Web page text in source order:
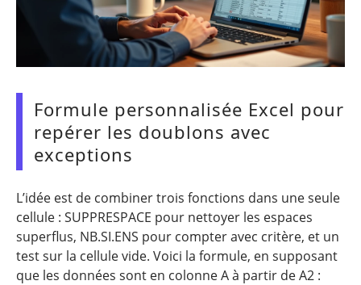
Formule personnalisée Excel pour
repérer les doublons avec
exceptions
L’idée est de combiner trois fonctions dans une seule
cellule : SUPPRESPACE pour nettoyer les espaces
superflus, NB.SI.ENS pour compter avec critère, et un
test sur la cellule vide. Voici la formule, en supposant
que les données sont en colonne A à partir de A2 :